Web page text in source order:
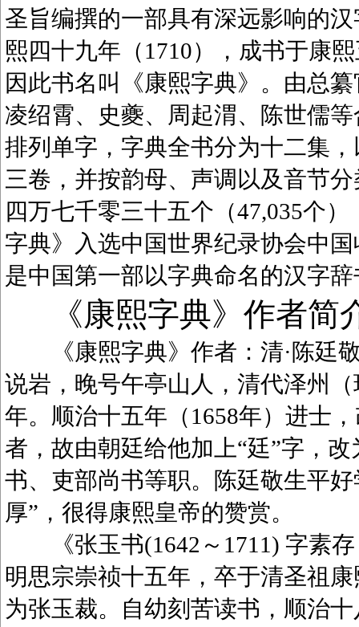
圣旨编撰的一部具有深远影响的
熙四十九年（1710），成书于康
因此书名叫《康熙字典》。由总
凌绍霄、史夔、周起渭、陈世儒
排列单字，字典全书分为十二集
三卷，并按韵母、声调以及音节
四万七千零三十五个（47,035个
字典》入选中国世界纪录协会中
是中国第一部以字典命名的汉字辞
《康熙字典》作者简
《康熙字典》作者：清·陈廷敬
说岩，晚号午亭山人，清代泽州
年。顺治十五年（1658年）进士
者，故由朝廷给他加上“廷”字，
书、吏部尚书等职。陈廷敬生平
厚”，很得康熙皇帝的赞赏。
《张玉书(1642～1711) 字素存
明思宗崇祯十五年，卒于清圣祖
为张玉裁。自幼刻苦读书，顺治